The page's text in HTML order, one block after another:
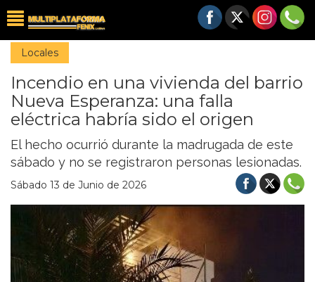
Locales
Incendio en una vivienda del barrio
Nueva Esperanza: una falla
eléctrica habría sido el origen
El hecho ocurrió durante la madrugada de este
sábado y no se registraron personas lesionadas.
Sábado 13 de Junio de 2026